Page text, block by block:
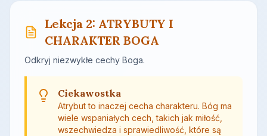
Lekcja 2: ATRYBUTY I
CHARAKTER BOGA
Odkryj niezwykłe cechy Boga.
Ciekawostka
Atrybut to inaczej cecha charakteru. Bóg ma
wiele wspaniałych cech, takich jak miłość,
wszechwiedza i sprawiedliwość, które są